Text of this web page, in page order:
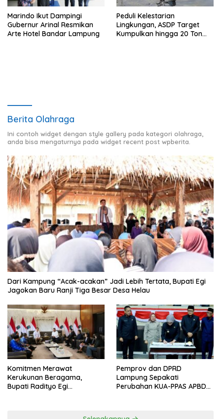
Marindo Ikut Dampingi
Gubernur Arinal Resmikan
Arte Hotel Bandar Lampung
Peduli Kelestarian
Lingkungan, ASDP Target
Kumpulkan hingga 20 Ton
Berita Olahraga
Ini contoh widget dengan style gallery pada kategori olahraga,
anda bisa mengaturnya pada widget recent post wpberita.
Dari Kampung “Acak-acakan” Jadi Lebih Tertata, Bupati Egi
Jagokan Baru Ranji Tiga Besar Desa Helau
Komitmen Merawat
Kerukunan Beragama,
Bupati Radityo Egi
Pemprov dan DPRD
Lampung Sepakati
Perubahan KUA-PPAS APBD